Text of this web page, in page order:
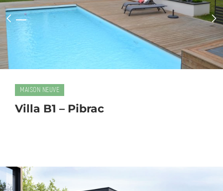
MAISON NEUVE
Villa B1 – Pibrac